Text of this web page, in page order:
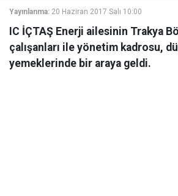
Yayınlanma: 20 Haziran 2017 Salı 10:00
IC İÇTAŞ Enerji ailesinin Trakya
çalışanları ile yönetim kadrosu,
yemeklerinde bir araya geldi.